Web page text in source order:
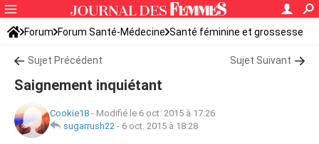
Forum Forum Santé-Médecine Santé féminine et grossesse
Sujet Précédent Sujet Suivant
Saignement inquiétant
Cookie18 - Modifié le 6 oct. 2015 à 17:26
sugarrush22 - 6 oct. 2015 à 18:28